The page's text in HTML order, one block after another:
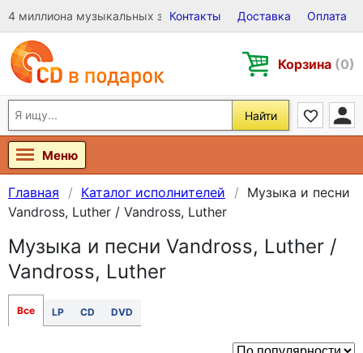
4 миллиона музыкальных записей на Виниле, CD и DVD
Контакты Доставка Оплата
Корзина (0)
Найти
Меню
Главная Каталог исполнителей
Музыка и песни
Vandross, Luther / Vandross, Luther
Музыка и песни Vandross, Luther /
Vandross, Luther
Все LP CD DVD